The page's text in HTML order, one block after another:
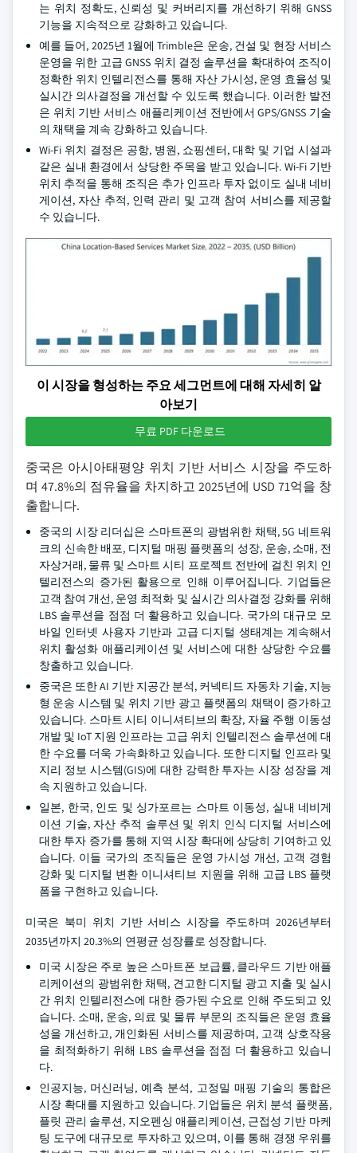
는 위치 정확도, 신뢰성 및 커버리지를 개선하기 위해 GNSS
기능을 지속적으로 강화하고 있습니다.
예를 들어, 2025년 1월에 Trimble은 운송, 건설 및 현장 서비스
운영을 위한 고급 GNSS 위치 결정 솔루션을 확대하여 조직이
정확한 위치 인텔리전스를 통해 자산 가시성, 운영 효율성 및
실시간 의사결정을 개선할 수 있도록 했습니다. 이러한 발전
은 위치 기반 서비스 애플리케이션 전반에서 GPS/GNSS 기술
의 채택을 계속 강화하고 있습니다.
Wi-Fi 위치 결정은 공항, 병원, 쇼핑센터, 대학 및 기업 시설과
같은 실내 환경에서 상당한 주목을 받고 있습니다. Wi-Fi 기반
위치 추적을 통해 조직은 추가 인프라 투자 없이도 실내 네비
게이션, 자산 추적, 인력 관리 및 고객 참여 서비스를 제공할
수 있습니다.
이 시장을 형성하는 주요 세그먼트에 대해 자세히 알
아보기
무료 PDF 다운로드
중국은 아시아태평양 위치 기반 서비스 시장을 주도하
며 47.8%의 점유율을 차지하고 2025년에 USD 71억을 창
출합니다.
중국의 시장 리더십은 스마트폰의 광범위한 채택, 5G 네트워
크의 신속한 배포, 디지털 매핑 플랫폼의 성장, 운송, 소매, 전
자상거래, 물류 및 스마트 시티 프로젝트 전반에 걸친 위치 인
텔리전스의 증가된 활용으로 인해 이루어집니다. 기업들은
고객 참여 개선, 운영 최적화 및 실시간 의사결정 강화를 위해
LBS 솔루션을 점점 더 활용하고 있습니다. 국가의 대규모 모
바일 인터넷 사용자 기반과 고급 디지털 생태계는 계속해서
위치 활성화 애플리케이션 및 서비스에 대한 상당한 수요를
창출하고 있습니다.
중국은 또한 AI 기반 지공간 분석, 커넥티드 자동차 기술, 지능
형 운송 시스템 및 위치 기반 광고 플랫폼의 채택이 증가하고
있습니다. 스마트 시티 이니셔티브의 확장, 자율 주행 이동성
개발 및 IoT 지원 인프라는 고급 위치 인텔리전스 솔루션에 대
한 수요를 더욱 가속화하고 있습니다. 또한 디지털 인프라 및
지리 정보 시스템(GIS)에 대한 강력한 투자는 시장 성장을 계
속 지원하고 있습니다.
일본, 한국, 인도 및 싱가포르는 스마트 이동성, 실내 네비게
이션 기술, 자산 추적 솔루션 및 위치 인식 디지털 서비스에
대한 투자 증가를 통해 지역 시장 확대에 상당히 기여하고 있
습니다. 이들 국가의 조직들은 운영 가시성 개선, 고객 경험
강화 및 디지털 변환 이니셔티브 지원을 위해 고급 LBS 플랫
폼을 구현하고 있습니다.
미국은 북미 위치 기반 서비스 시장을 주도하며 2026년부터
2035년까지 20.3%의 연평균 성장률로 성장합니다.
미국 시장은 주로 높은 스마트폰 보급률, 클라우드 기반 애플
리케이션의 광범위한 채택, 견고한 디지털 광고 지출 및 실시
간 위치 인텔리전스에 대한 증가된 수요로 인해 주도되고 있
습니다. 소매, 운송, 의료 및 물류 부문의 조직들은 운영 효율
성을 개선하고, 개인화된 서비스를 제공하며, 고객 상호작용
을 최적화하기 위해 LBS 솔루션을 점점 더 활용하고 있습니
다.
인공지능, 머신러닝, 예측 분석, 고정밀 매핑 기술의 통합은
시장 확대를 지원하고 있습니다. 기업들은 위치 분석 플랫폼,
플릿 관리 솔루션, 지오펜싱 애플리케이션, 근접성 기반 마케
팅 도구에 대규모로 투자하고 있으며, 이를 통해 경쟁 우위를